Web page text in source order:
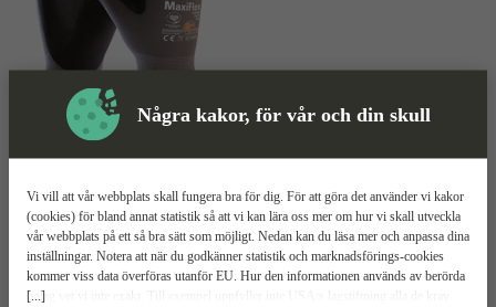
Några kakor, för vår och din skull
[...]
Vi vill att vår webbplats skall fungera bra för dig. För att göra det använder vi kakor
(cookies) för bland annat statistik så att vi kan lära oss mer om hur vi skall utveckla
vår webbplats på ett så bra sätt som möjligt. Nedan kan du läsa mer och anpassa dina
inställningar. Notera att när du godkänner statistik och marknadsförings-cookies
kommer viss data överföras utanför EU. Hur den informationen används av berörda
bolag vet vi inte exakt. Till exempel uppfyller inte USA:s lagstiftning alla de krav
Montagehandske
ATG MaxiFlex Ultimate 34-874
Tunn och tålig
Fri från silikon
Nitrildoppad med stabilt grepp